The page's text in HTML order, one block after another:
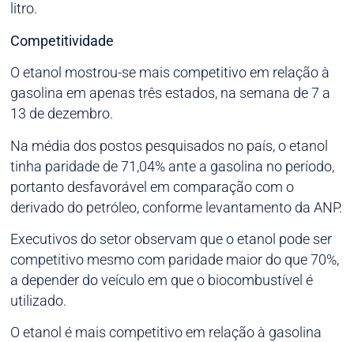
litro.
Competitividade
O etanol mostrou-se mais competitivo em relação à
gasolina em apenas três estados, na semana de 7 a
13 de dezembro.
Na média dos postos pesquisados no país, o etanol
tinha paridade de 71,04% ante a gasolina no período,
portanto desfavorável em comparação com o
derivado do petróleo, conforme levantamento da ANP.
Executivos do setor observam que o etanol pode ser
competitivo mesmo com paridade maior do que 70%,
a depender do veículo em que o biocombustível é
utilizado.
O etanol é mais competitivo em relação à gasolina